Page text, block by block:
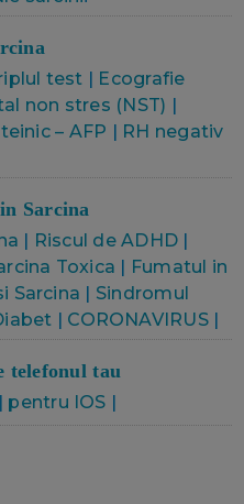
test | Ecografie
non stres (NST) |
– AFP | RH negativ
Sarcina
| Riscul de ADHD |
Toxica | Fumatul in
Sarcina | Sindromul
| CORONAVIRUS|
telefonul tau
| pentru IOS |